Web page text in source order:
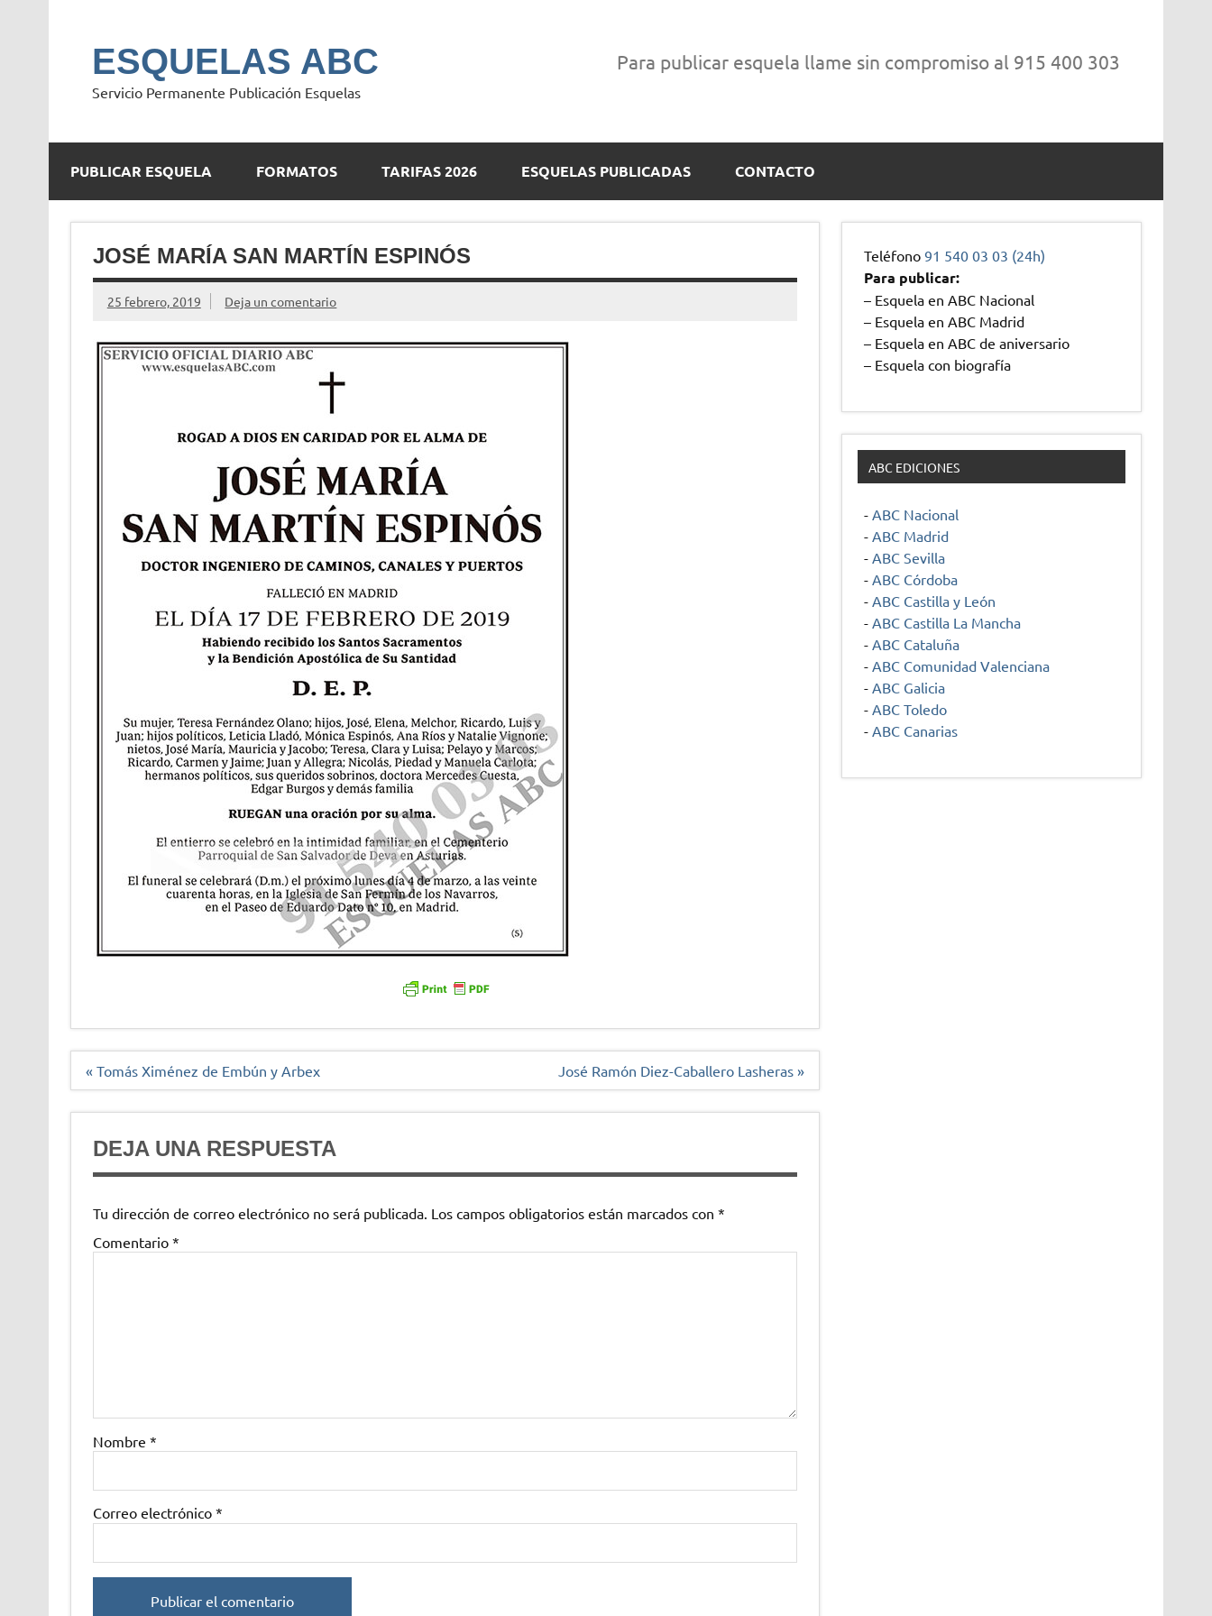
ESQUELAS ABC
Servicio Permanente Publicación Esquelas
Para publicar esquela llame sin compromiso al 915 400 303
PUBLICAR ESQUELA FORMATOS TARIFAS 2026 ESQUELAS PUBLICADAS CONTACTO
JOSÉ MARÍA SAN MARTÍN ESPINÓS
25 febrero, 2019 Deja un comentario
Navegación
« Tomás Ximénez de Embún y Arbex José Ramón Diez-Caballero Lasheras »
DEJA UNA RESPUESTA
Tu dirección de correo electrónico no será publicada. Los campos obligatorios están marcados con *
Comentario *
Nombre *
Correo electrónico *
Teléfono91 540 03 03 (24h)
Para publicar:
– Esquela en ABC Nacional
– Esquela en ABC Madrid
– Esquela en ABC de aniversario
– Esquela con biografía
ABC EDICIONES
- ABC Nacional
- ABC Madrid
- ABC Sevilla
- ABC Córdoba
- ABC Castilla y León
- ABC Castilla La Mancha
- ABC Cataluña
- ABC Comunidad Valenciana
- ABC Galicia
- ABC Toledo
- ABC Canarias